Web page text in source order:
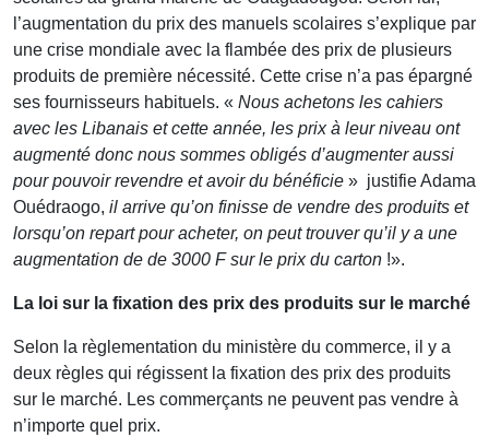
l’augmentation du prix des manuels scolaires s’explique par
une crise mondiale avec la flambée des prix de plusieurs
produits de première nécessité. Cette crise n’a pas épargné
ses fournisseurs habituels. « Nous achetons les cahiers
avec les Libanais et cette année, les prix à leur niveau ont
augmenté donc nous sommes obligés d’augmenter aussi
pour pouvoir revendre et avoir du bénéficie » justifie Adama
Ouédraogo, il arrive qu’on finisse de vendre des produits et
lorsqu’on repart pour acheter, on peut trouver qu’il y a une
augmentation de de 3000 F sur le prix du carton !».
La loi sur la fixation des prix des produits sur le marché
Selon la règlementation du ministère du commerce, il y a
deux règles qui régissent la fixation des prix des produits
sur le marché. Les commerçants ne peuvent pas vendre à
n’importe quel prix.